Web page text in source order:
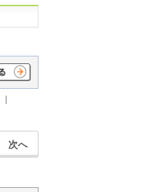
｜
次へ